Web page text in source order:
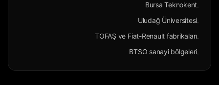
·
Bursa Teknokent
·
Uludağ Üniversitesi
·
TOFAŞ ve Fiat-Renault fabrikaları
·
BTSO sanayi bölgeleri